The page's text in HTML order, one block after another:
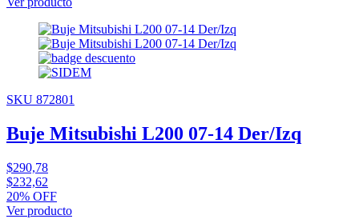
SKU 872801
Buje Mitsubishi L200 07-14 Der/Izq
$290,78
$232,62
20% OFF
Ver producto